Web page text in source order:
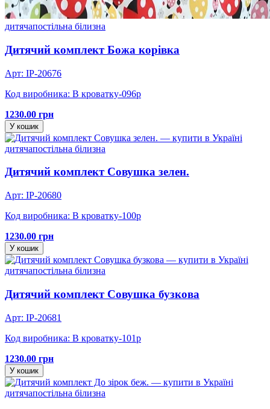
дитячапостільна білизна
Дитячий комплект Божа корівка
Арт: IP-20676
Код виробника: В кроватку-096р
1230.00 грн
У кошик
дитячапостільна білизна
Дитячий комплект Совушка зелен.
Арт: IP-20680
Код виробника: В кроватку-100р
1230.00 грн
У кошик
дитячапостільна білизна
Дитячий комплект Совушка бузкова
Арт: IP-20681
Код виробника: В кроватку-101р
1230.00 грн
У кошик
дитячапостільна білизна